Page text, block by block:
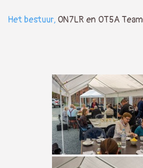
Het bestuur, ON7LR en OT5A Team